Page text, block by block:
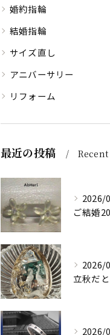
婚約指輪
結婚指輪
サイズ直し
アニバーサリー
リフォーム
最近の投稿 Recent
2026/
2026/
2026/